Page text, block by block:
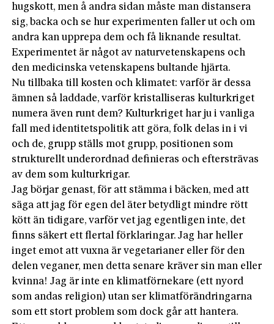
hugskott, men å andra sidan måste man distansera
sig, backa och se hur experimenten faller ut och om
andra kan upprepa dem och få liknande resultat.
Experimentet är något av naturvetenskapens och
den medicinska vetenskapens bultande hjärta.
Nu tillbaka till kosten och klimatet: varför är dessa
ämnen så laddade, varför kristalliseras kulturkriget
numera även runt dem? Kulturkriget har ju i vanliga
fall med identitetspolitik att göra, folk delas in i vi
och de, grupp ställs mot grupp, positionen som
strukturellt underordnad definieras och eftersträvas
av dem som kulturkrigar.
Jag börjar genast, för att stämma i bäcken, med att
säga att jag för egen del äter betydligt mindre rött
kött än tidigare, varför vet jag egentligen inte, det
finns säkert ett flertal förklaringar. Jag har heller
inget emot att vuxna är vegetarianer eller för den
delen veganer, men detta senare kräver sin man eller
kvinna! Jag är inte en klimatförnekare (ett nyord
som andas religion) utan ser klimatförändringarna
som ett stort problem som dock går att hantera.